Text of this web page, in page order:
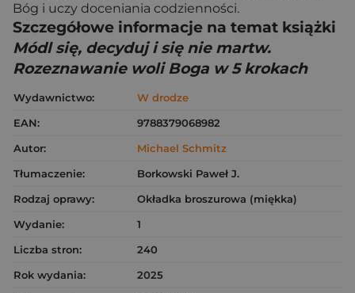
Bóg i uczy doceniania codzienności.
Szczegółowe informacje na temat książki
Módl się, decyduj i się nie martw.
Rozeznawanie woli Boga w 5 krokach
Wydawnictwo:
W drodze
EAN:
9788379068982
Autor:
Michael Schmitz
Tłumaczenie:
Borkowski Paweł J.
Rodzaj oprawy:
Okładka broszurowa (miękka)
Wydanie:
1
Liczba stron:
240
Rok wydania:
2025